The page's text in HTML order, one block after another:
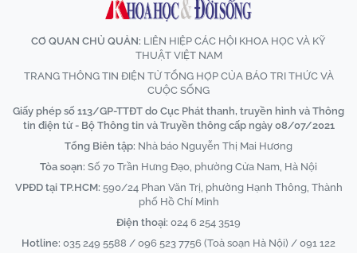
CƠ QUAN CHỦ QUẢN: LIÊN HIỆP CÁC HỘI KHOA HỌC VÀ KỸ
THUẬT VIỆT NAM
TRANG THÔNG TIN ĐIỆN TỬ TỔNG HỢP CỦA BÁO TRI THỨC VÀ
CUỘC SỐNG
Giấy phép số 113/GP-TTĐT do Cục Phát thanh, truyền hình và Thông
tin điện tử - Bộ Thông tin và Truyền thông cấp ngày 08/07/2021
Tổng Biên tập: Nhà báo Nguyễn Thị Mai Hương
Tòa soạn: Số 70 Trần Hưng Đạo, phường Cửa Nam, Hà Nội
VPĐD tại TP.HCM: 590/24 Phan Văn Trị, phường Hạnh Thông, Thành
phố Hồ Chí Minh
Điện thoại: 024 6 254 3519
Hotline: 035 249 5588 / 096 523 7756 (Toà soạn Hà Nội) / 091 122